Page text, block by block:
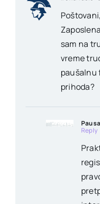
Poštovani,
sam na
vreme
paušalnu
prihoda?
Reply